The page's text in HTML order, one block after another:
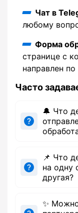
Чат в
любому
Форма
странице с
направлен
Часто
🔔 Что
📌 Что
на одну
другая?
✨